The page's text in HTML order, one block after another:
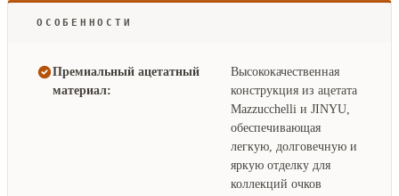
ОСОБЕННОСТИ
Премиальный ацетатный
материал:
Высококачественная
конструкция из ацетата
Mazzucchelli и JINYU,
обеспечивающая
легкую, долговечную и
яркую отделку для
коллекций очков